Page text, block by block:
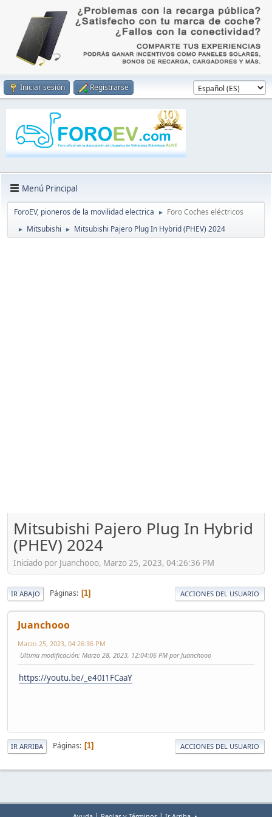
Iniciar sesión Registrarse
Menú Principal
ForoEV, pioneros de la movilidad electrica ► Foro Coches eléctricos
► Mitsubishi ► Mitsubishi Pajero Plug In Hybrid (PHEV) 2024​
Mitsubishi Pajero Plug In Hybrid
(PHEV) 2024​
Iniciado por Juanchooo, Marzo 25, 2023, 04:26:36 PM
IR ABAJO Páginas 1 ACCIONES DEL USUARIO
Juanchooo
Marzo 25, 2023, 04:26:36 PM
Ultima modificación: Marzo 28, 2023, 12:04:06 PM por Juanchooo
https://youtu.be/_e40I1FCaaY
IR ARRIBA Páginas 1 ACCIONES DEL USUARIO